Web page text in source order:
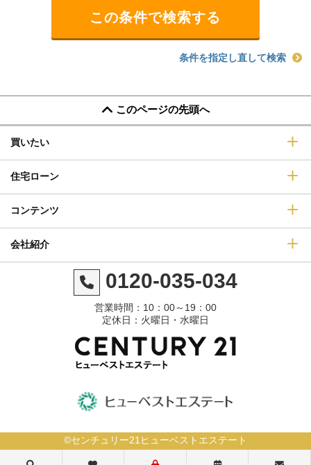
条件を指定し直して検索
このページの先頭へ
買いたい
住宅ローン
コンテンツ
会社紹介
0120-035-034
営業時間：10：00～19：00
定休日：火曜日・水曜日
©センチュリー21ヒューベストエステート